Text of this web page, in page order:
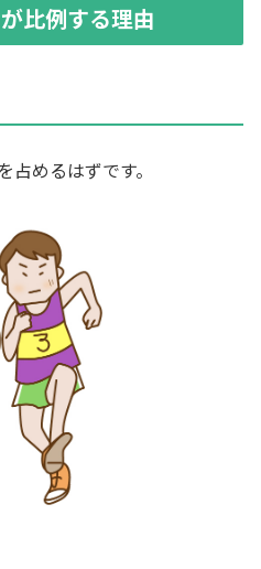
比例する理由
めるはずです。